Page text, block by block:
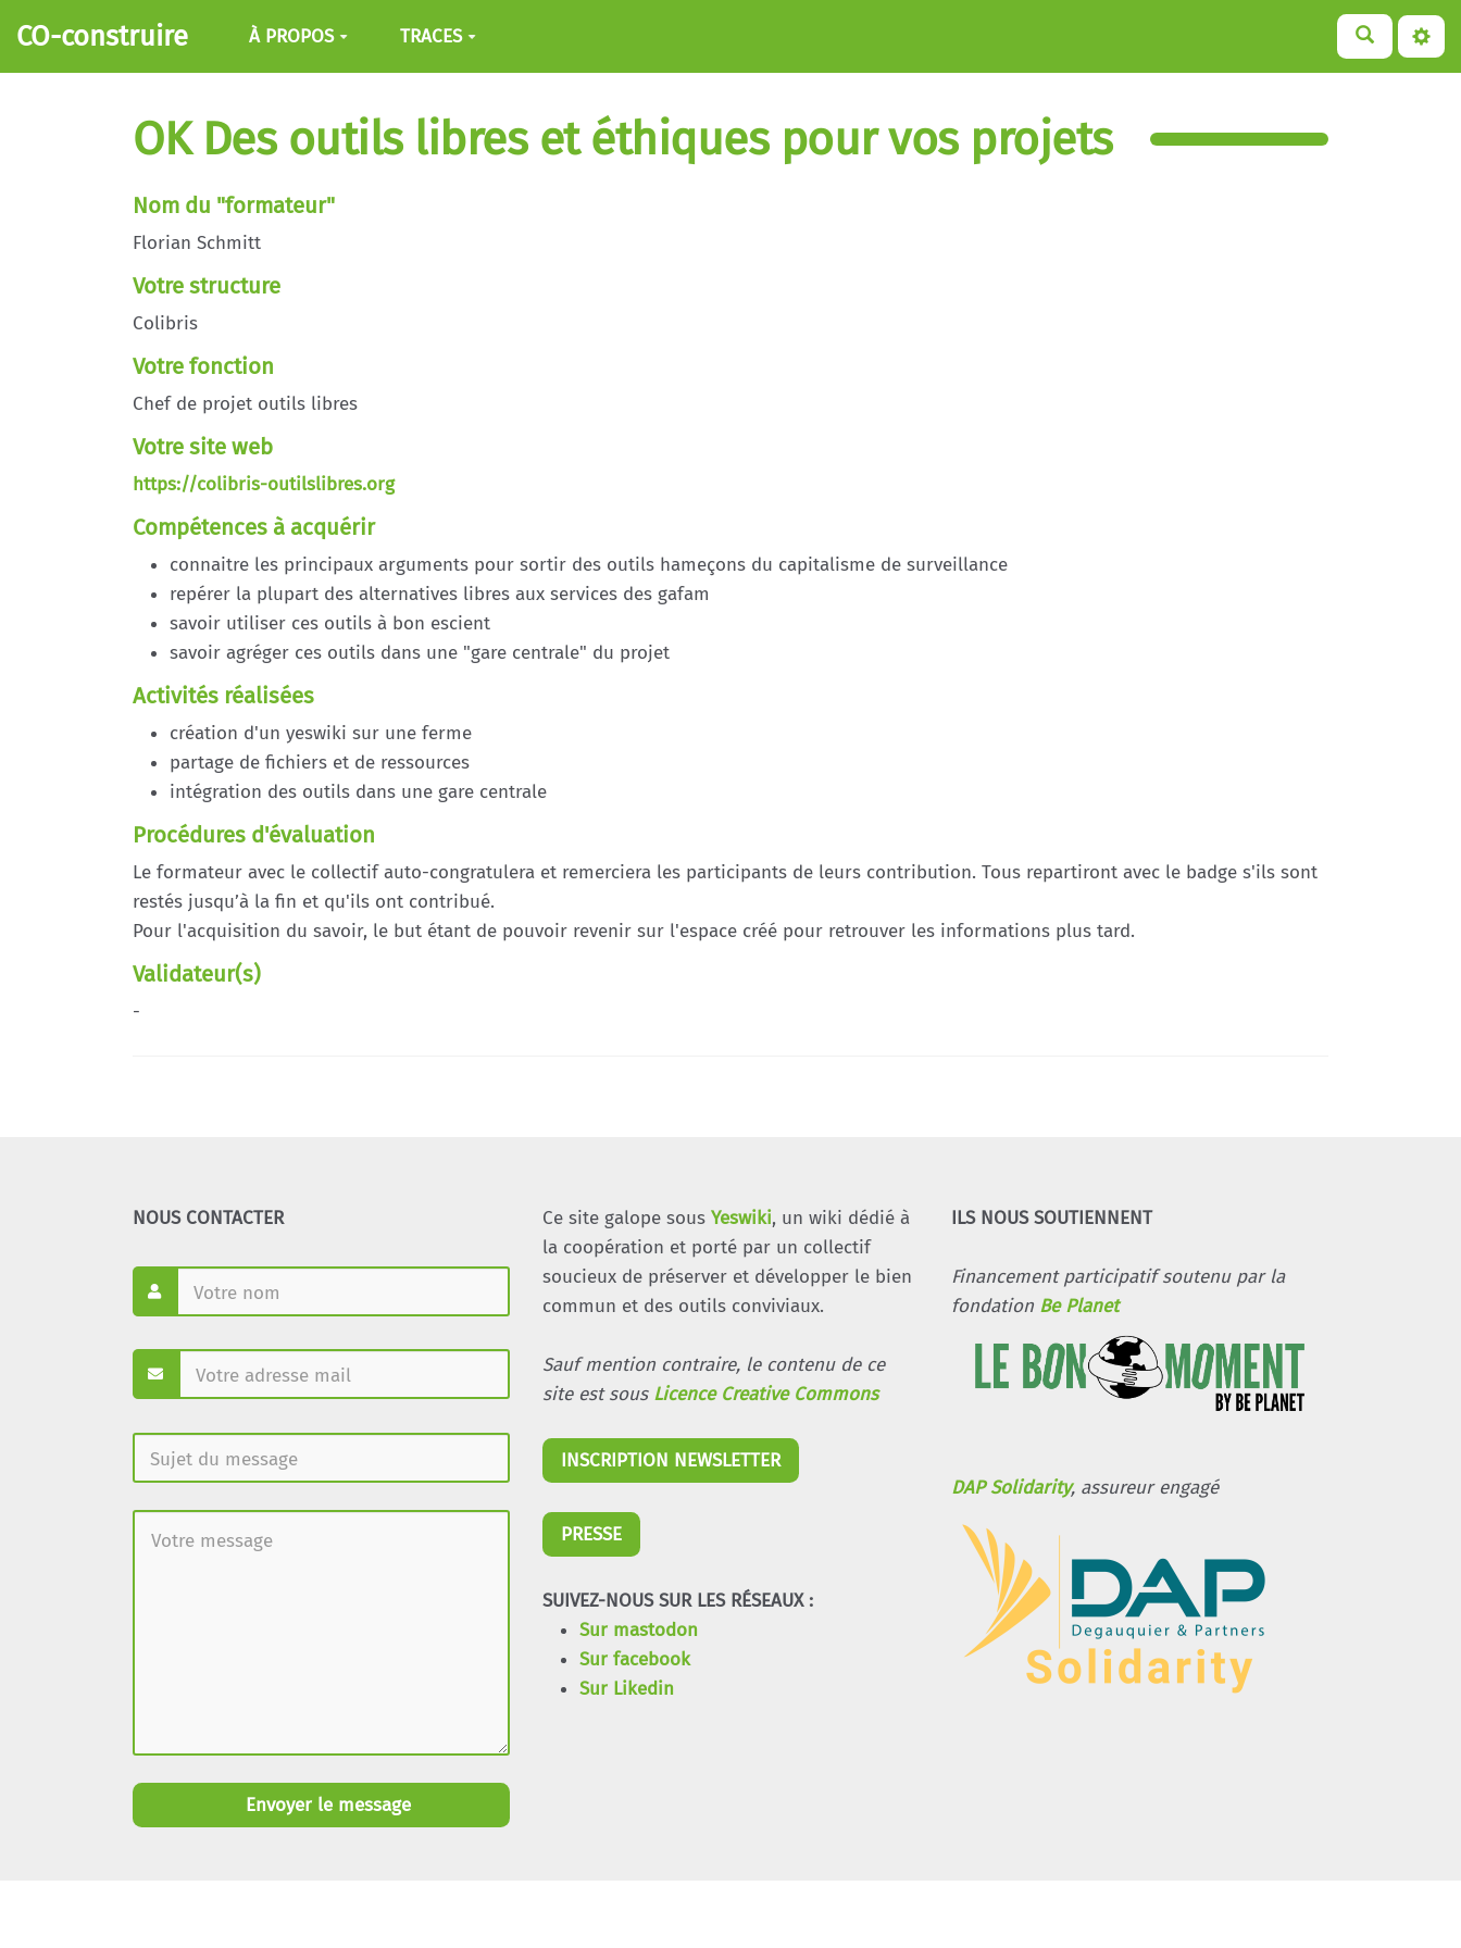
Aller au contenu principal
CO-construire À PROPOS TRACES
OK Des outils libres et éthiques pour vos projets
Nom du "formateur"
Florian Schmitt
Votre structure
Colibris
Votre fonction
Chef de projet outils libres
Votre site web
https://colibris-outilslibres.org
Compétences à acquérir
connaitre les principaux arguments pour sortir des outils hameçons du capitalisme de surveillance
repérer la plupart des alternatives libres aux services des gafam
savoir utiliser ces outils à bon escient
savoir agréger ces outils dans une "gare centrale" du projet
Activités réalisées
création d'un yeswiki sur une ferme
partage de fichiers et de ressources
intégration des outils dans une gare centrale
Procédures d'évaluation
Le formateur avec le collectif auto-congratulera et remerciera les participants de leurs contribution. Tous repartiront avec le badge s'ils sont
restés jusqu’à la fin et qu'ils ont contribué.
Pour l'acquisition du savoir, le but étant de pouvoir revenir sur l'espace créé pour retrouver les informations plus tard.
Validateur(s)
-
NOUS CONTACTER
Envoyer le message
Ce site galope sous Yeswiki, un wiki dédié à
la coopération et porté par un collectif
soucieux de préserver et développer le bien
commun et des outils conviviaux.
Sauf mention contraire, le contenu de ce
site est sous Licence Creative Commons
INSCRIPTION NEWSLETTER
PRESSE
SUIVEZ-NOUS SUR LES RÉSEAUX :
Sur mastodon
Sur facebook
Sur Likedin
ILS NOUS SOUTIENNENT
Financement participatif soutenu par la
fondation Be Planet
DAP Solidarity, assureur engagé